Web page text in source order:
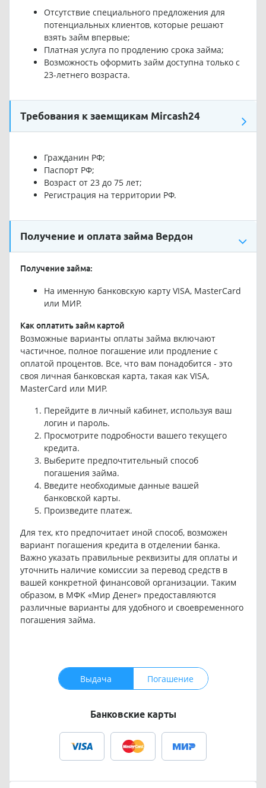
Отсутствие специального предложения для
потенциальных клиентов, которые решают
взять займ впервые;
Платная услуга по продлению срока займа;
Возможность оформить займ доступна только с
23-летнего возраста.
Требования к заемщикам Mircash24
Гражданин РФ;
Паспорт РФ;
Возраст от 23 до 75 лет;
Регистрация на территории РФ.
Получение и оплата займа Вердон
Получение займа:
На именную банковскую карту VISA, MasterCard
или МИР.
Как оплатить займ картой
Возможные варианты оплаты займа включают
частичное, полное погашение или продление с
оплатой процентов. Все, что вам понадобится - это
своя личная банковская карта, такая как VISA,
MasterCard или МИР.
Перейдите в личный кабинет, используя ваш
логин и пароль.
Просмотрите подробности вашего текущего
кредита.
Выберите предпочтительный способ
погашения займа.
Введите необходимые данные вашей
банковской карты.
Произведите платеж.
Для тех, кто предпочитает иной способ, возможен
вариант погашения кредита в отделении банка.
Важно указать правильные реквизиты для оплаты и
уточнить наличие комиссии за перевод средств в
вашей конкретной финансовой организации. Таким
образом, в МФК «Мир Денег» предоставляются
различные варианты для удобного и своевременного
погашения займа.
Выдача Погашение
Банковские карты